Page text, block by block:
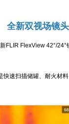
全新双视场镜
FlexView 42°/24°
速扫描储罐、耐火材